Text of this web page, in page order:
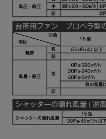
YMKP565-C350 W
YMKP565-C350 SI
YMKP565-C350
YMKP665-C350 BK
YMKP665-C350 W